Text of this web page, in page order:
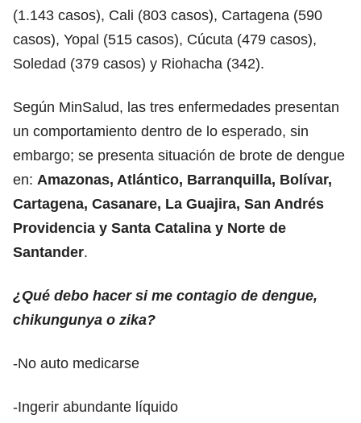
(1.143 casos), Cali (803 casos), Cartagena (590
casos), Yopal (515 casos), Cúcuta (479 casos),
Soledad (379 casos) y Riohacha (342).
Según MinSalud, las tres enfermedades presentan
un comportamiento dentro de lo esperado, sin
embargo; se presenta situación de brote de dengue
en: Amazonas, Atlántico, Barranquilla, Bolívar,
Cartagena, Casanare, La Guajira, San Andrés
Providencia y Santa Catalina y Norte de
Santander.
¿Qué debo hacer si me contagio de dengue,
chikungunya o zika?
-No auto medicarse
-Ingerir abundante líquido